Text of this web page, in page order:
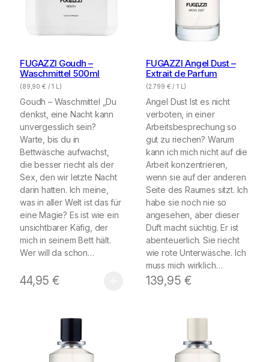
FUGAZZI Goudh –
Waschmittel 500ml
(89,90 € / 1 L)
Goudh – Waschmittel „Du
denkst, eine Nacht kann
unvergesslich sein?
Warte, bis du in
Bettwäsche aufwachst,
die besser riecht als der
Sex, den wir letzte Nacht
darin hatten. Ich meine,
was in aller Welt ist das für
eine Magie? Es ist wie ein
unsichtbarer Käfig, der
mich in seinem Bett hält.
Wer will da schon…
44,95€
FUGAZZI Angel Dust –
Extrait de Parfum
(2.799 € / 1 L)
Angel Dust Ist es nicht
verboten, in einer
Arbeitsbesprechung so
gut zu riechen? Warum
kann ich mich nicht auf die
Arbeit konzentrieren,
wenn sie auf der anderen
Seite des Raumes sitzt. Ich
habe sie noch nie so
angesehen, aber dieser
Duft macht süchtig. Er ist
abenteuerlich. Sie riecht
wie rote Unterwäsche. Ich
muss mich wirklich…
139,95 €